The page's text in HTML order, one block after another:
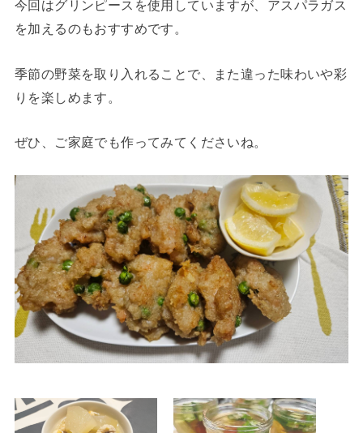
今回はグリンピースを使用していますが、アスパラガス
を加えるのもおすすめです。
季節の野菜を取り入れることで、また違った味わいや彩
りを楽しめます。
ぜひ、ご家庭でも作ってみてくださいね。